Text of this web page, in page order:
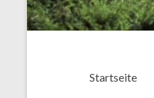
Startseite